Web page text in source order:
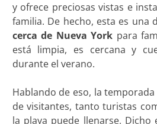
y ofrece preciosas vistas e
familia. De hecho, esta es una
cerca de Nueva York para
está limpia, es cercana y
durante el verano.
Hablando de eso, la
de visitantes, tanto turistas
la playa puede llenarse. Dicho